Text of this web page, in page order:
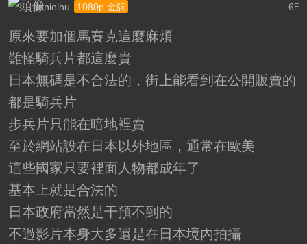
6F
danielhu 1080p 金牌
原來要加個馬賽克這麼麻煩
難怪騎兵片都這麼貴
日本無碼是不合法的，街上能看到在公開販賣的
都是騎兵片
步兵片只能在暗地裡賣
至於網站設在日本以外地區，通常在歐美
這些國家只要裡面人物都成年了
基本上就是合法的
日本政府當然是干預不到的
不過影片本身大多還是在日本境內拍攝